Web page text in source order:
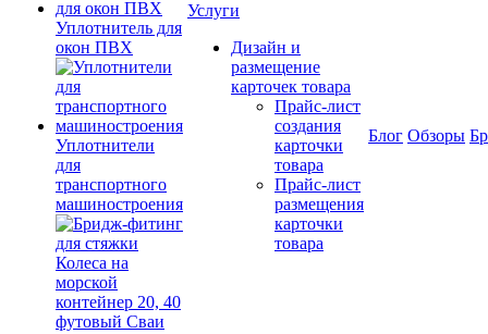
Уплотнитель для
окон ПВХ
Уплотнители
для
транспортного
машиностроения
Услуги
Дизайн и
размещение
карточек товара
Прайс-лист
создания
карточки
товара
Прайс-лист
размещения
карточки
товара
Блог Обзоры